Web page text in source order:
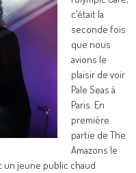
c’était la
seconde fois
que nous
avions le
plaisir de voir
Pale Seas à
Paris. En
première
partie de The
Amazons le
un jeune public chaud